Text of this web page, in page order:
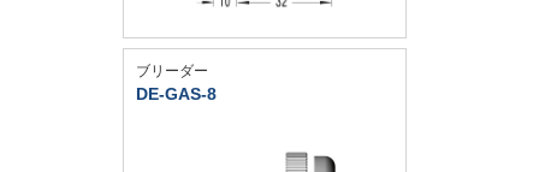
ブリーダー
DE-GAS-8